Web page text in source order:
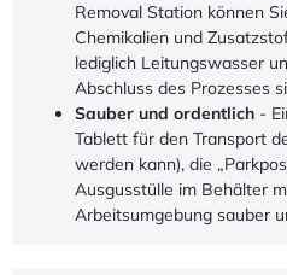
Removal Station können
Chemikalien und
lediglich Leitungswasser
Abschluss des Prozesses
Sauber und ordentlich -
Tablett für den Transport
werden kann), die
Ausgusstülle im Behälter
Arbeitsumgebung sauber